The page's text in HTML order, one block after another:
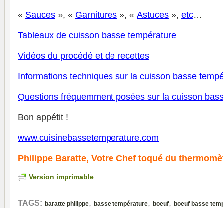
« Sauces », « Garnitures », « Astuces », etc…
Tableaux de cuisson basse température
Vidéos du procédé et de recettes
Informations techniques sur la cuisson basse
Questions fréquemment posées sur la cuisson
Bon appétit !
www.cuisinebassetemperature.com
Philippe Baratte, Votre Chef toqué du
Version imprimable
TAGS: baratte philippe, basse température, boeuf, boeuf basse